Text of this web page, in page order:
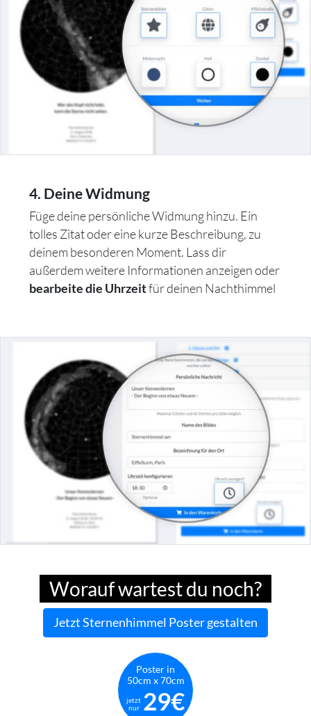
4. Deine Widmung
Füge deine persönliche Widmung hinzu. Ein
tolles Zitat oder eine kurze Beschreibung, zu
deinem besonderen Moment. Lass dir
außerdem weitere Informationen anzeigen oder
bearbeite die Uhrzeitfür deinen Nachthimmel
Worauf wartest du noch?
Jetzt Sternenhimmel Poster gestalten
Poster in
50cm x 70cm
jetzt
nur 29€